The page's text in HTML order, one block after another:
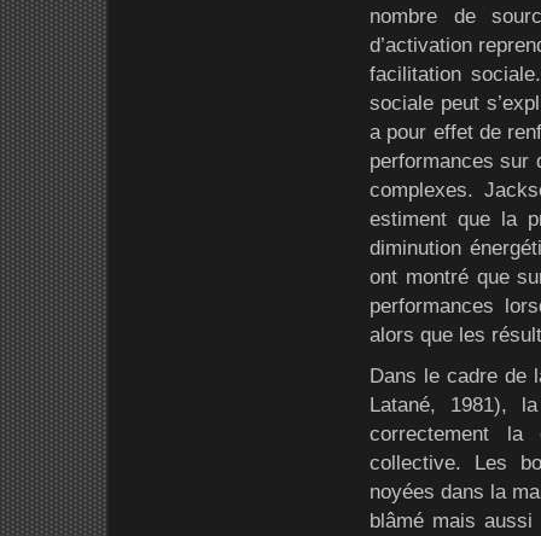
nombre de
d’activation
facilitation
sociale peut
a pour effet de
performances sur
complexes.
estiment que la
diminution
ont montré que
performances
alors que les
Dans le cadre de
Latané, 1981),
correctement la
collective. Les
noyées dans la
blâmé mais